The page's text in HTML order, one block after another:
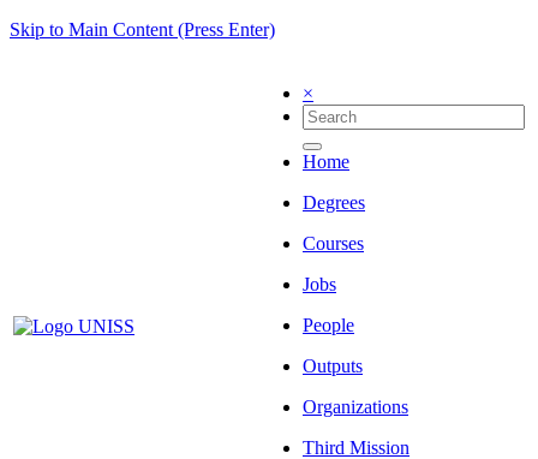
Skip to Main Content (Press Enter)
×
Home
Degrees
Courses
Jobs
People
Outputs
Organizations
Third Mission